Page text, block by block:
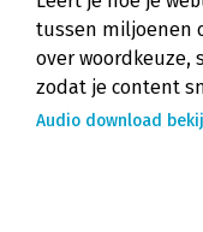
tussen miljoenen
over woordkeuze,
zodat je content
Audio download